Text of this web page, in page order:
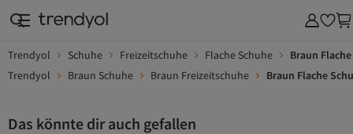
Trendyol Schuhe Freizeitschuhe Flache Schuhe
Braun
Trendyol
Braun Schuhe Braun Freizeitschuhe Braun Flache
Das könnte dir auch gefallen